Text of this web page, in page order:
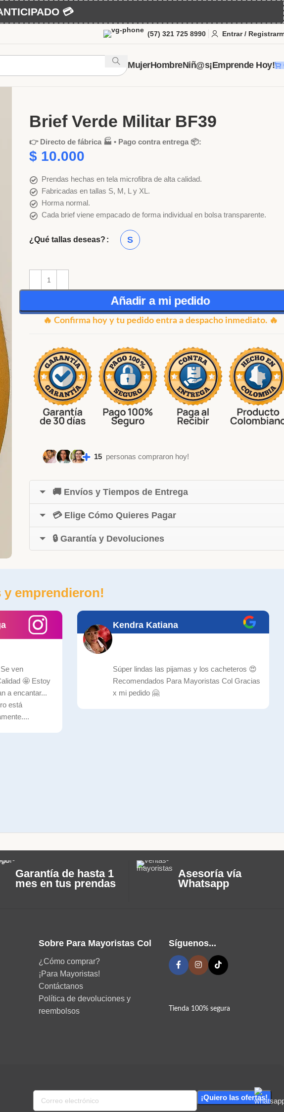
💳
(57) 321 725 8990 Entrar /
MujerHombreNiñ@s¡Emprende Hoy!
Brief Verde Militar BF39
👉 Directo de fábrica 🏭 • Pago contra entrega 📦:
$ 10.000
Prendas hechas en tela microfibra de alta calidad.
Fabricadas en tallas S, M, L y XL.
Horma normal.
Cada brief viene empacado de forma individual en bolsa transparente.
¿Qué tallas deseas? S
Añadir a mi pedido
🔥 Confirma hoy y tu pedido entra a despacho inmediato. 🔥
15 personas compraron hoy!
🚚 Envíos y Tiempos de Entrega
💳 Elige Cómo Quieres Pagar
🔒 Garantía y Devoluciones
emprendieron!
ven
🤩 Estoy
a encantar...
está
Kendra Katiana
Súper lindas las pijamas y los cacheteros 😍
Recomendados Para Mayoristas Col Gracias
x mi pedido 🤗
Garantía de hasta 1
mes en tus prendas
Asesoría vía
Whatsapp
Sobre Para Mayoristas Col
¿Cómo comprar?
¡Para Mayoristas!
Contáctanos
Política de devoluciones y
reembolsos
Síguenos...
Tienda 100% segura